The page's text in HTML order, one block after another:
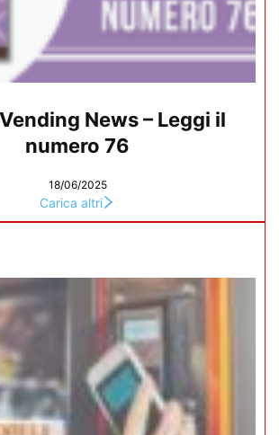
News – Leggi il
numero 76
18/06/2025
Carica altri